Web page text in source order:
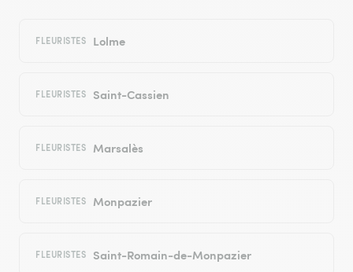
FLEURISTES Lolme
FLEURISTES Saint-Cassien
FLEURISTES Marsalès
FLEURISTES Monpazier
FLEURISTES Saint-Romain-de-Monpazier